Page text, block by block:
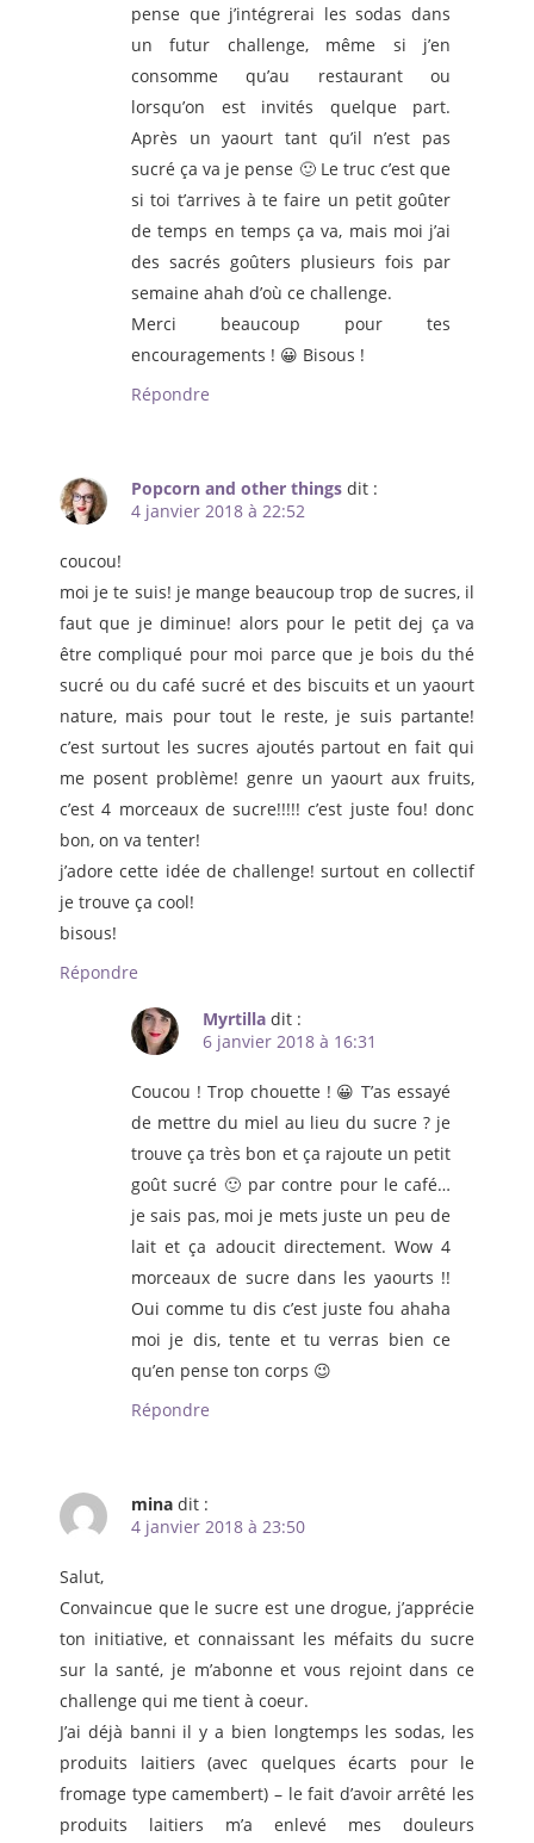
pense que j’intégrerai les sodas dans
un futur challenge, même si j’en
consomme qu’au restaurant ou
lorsqu’on est invités quelque part.
Après un yaourt tant qu’il n’est pas
sucré ça va je pense 🙂 Le truc c’est que
si toi t’arrives à te faire un petit goûter
de temps en temps ça va, mais moi j’ai
des sacrés goûters plusieurs fois par
semaine ahah d’où ce challenge.
Merci beaucoup pour tes
encouragements ! 😀 Bisous !
Répondre
Popcorn and other things dit :
4 janvier 2018 à 22:52
coucou!
moi je te suis! je mange beaucoup trop de sucres, il
faut que je diminue! alors pour le petit dej ça va
être compliqué pour moi parce que je bois du thé
sucré ou du café sucré et des biscuits et un yaourt
nature, mais pour tout le reste, je suis partante!
c’est surtout les sucres ajoutés partout en fait qui
me posent problème! genre un yaourt aux fruits,
c’est 4 morceaux de sucre!!!!! c’est juste fou! donc
bon, on va tenter!
j’adore cette idée de challenge! surtout en collectif
je trouve ça cool!
bisous!
Répondre
Myrtilla dit :
6 janvier 2018 à 16:31
Coucou ! Trop chouette ! 😀 T’as essayé
de mettre du miel au lieu du sucre ? je
trouve ça très bon et ça rajoute un petit
goût sucré 🙂 par contre pour le café…
je sais pas, moi je mets juste un peu de
lait et ça adoucit directement. Wow 4
morceaux de sucre dans les yaourts !!
Oui comme tu dis c’est juste fou ahaha
moi je dis, tente et tu verras bien ce
qu’en pense ton corps 😉
Répondre
mina dit :
4 janvier 2018 à 23:50
Salut,
Convaincue que le sucre est une drogue, j’apprécie
ton initiative, et connaissant les méfaits du sucre
sur la santé, je m’abonne et vous rejoint dans ce
challenge qui me tient à coeur.
J’ai déjà banni il y a bien longtemps les sodas, les
produits laitiers (avec quelques écarts pour le
fromage type camembert) – le fait d’avoir arrêté les
produits laitiers m’a enlevé mes douleurs